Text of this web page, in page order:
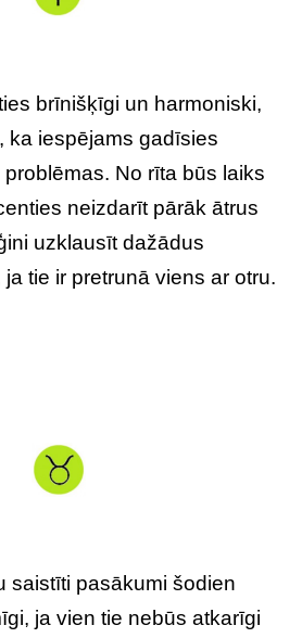
brīnišķīgi un harmoniski,
ka iespējams gadīsies
No rīta būs laiks
neizdarīt pārāk ātrus
uzklausīt dažādus
tie ir pretrunā viens ar otru.
saistīti pasākumi šodien
ja vien tie nebūs atkarīgi